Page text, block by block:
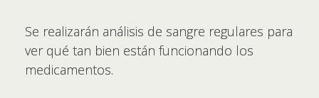
Se realizarán análisis de sangre regulares para
ver qué tan bien están funcionando los
medicamentos.